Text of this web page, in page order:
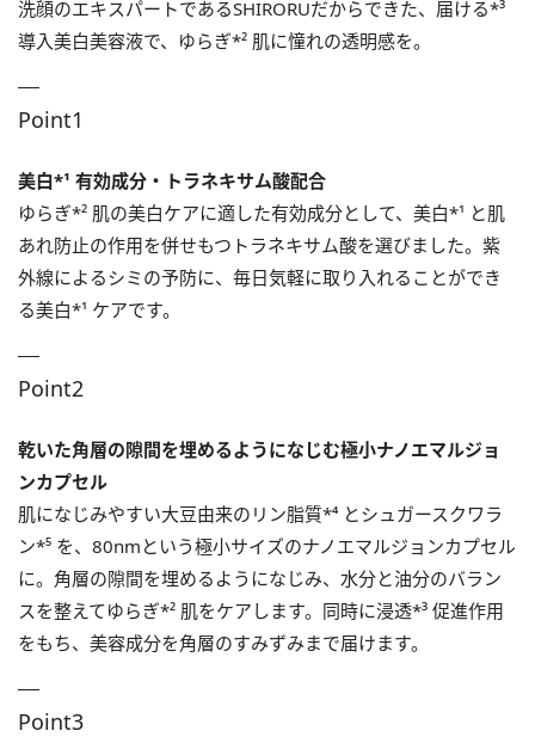
洗顔のエキスパートであるSHIRORUだからできた、届ける*³
導入美白美容液で、ゆらぎ*² 肌に憧れの透明感を。
Point1
美白*¹ 有効成分・トラネキサム酸配合
ゆらぎ*² 肌の美白ケアに適した有効成分として、美白*¹ と肌
あれ防止の作用を併せもつトラネキサム酸を選びました。紫
外線によるシミの予防に、毎日気軽に取り入れることができ
る美白*¹ ケアです。
Point2
乾いた角層の隙間を埋めるようになじむ極小ナノエマルジョ
ンカプセル
肌になじみやすい大豆由来のリン脂質*⁴ とシュガースクワラ
ン*⁵ を、80nmという極小サイズのナノエマルジョンカプセル
に。角層の隙間を埋めるようになじみ、水分と油分のバラン
スを整えてゆらぎ*² 肌をケアします。同時に浸透*³ 促進作用
をもち、美容成分を角層のすみずみまで届けます。
Point3